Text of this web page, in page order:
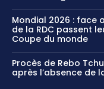
Mondial 2026 : face
de la RDC passent
Coupe du monde
Procès de Rebo
après l’absence de